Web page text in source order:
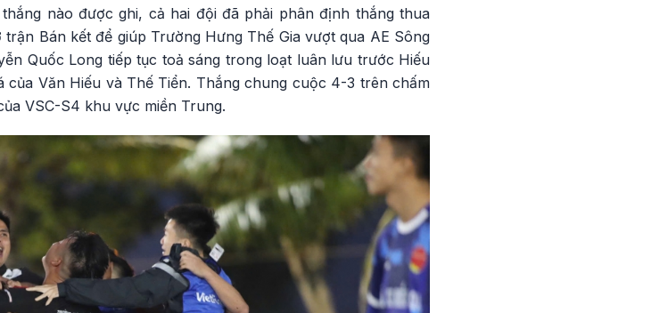
nào được ghi, cả hai đội đã phải phân định thắng thua
Bán kết để giúp Trường Hưng Thế Gia vượt qua AE Sông
Quốc Long tiếp tục toả sáng trong loạt luân lưu trước Hiếu
Văn Hiếu và Thế Tiển. Thắng chung cuộc 4-3 trên chấm
VSC-S4 khu vực miền Trung.